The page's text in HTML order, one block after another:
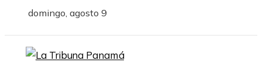
domingo, agosto 9